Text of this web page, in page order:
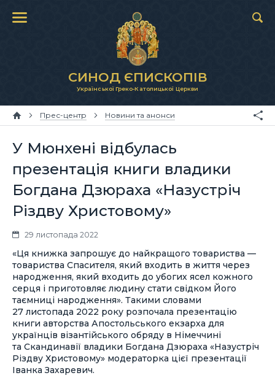
СИНОД ЄПИСКОПІВ
Української Греко-Католицької Церкви
Прес-центр Новини та анонси
У Мюнхені відбулась
презентація книги владики
Богдана Дзюраха «Назустріч
Різдву Христовому»
29 листопада 2022
«Ця книжка запрошує до найкращого товариства —
товариства Спасителя, який входить в життя через
народження, який входить до убогих ясел кожного
серця і приготовляє людину стати свідком Його
таємниці народження». Такими словами
27 листопада 2022 року розпочала презентацію
книги авторства Апостольського екзарха для
українців візантійського обряду в Німеччині
та Скандинавії владики Богдана Дзюраха «Назустріч
Різдву Христовому» модераторка цієї презентації
Іванка Захаревич.